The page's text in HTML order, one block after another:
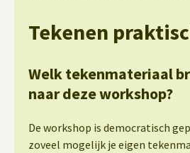
Tekenen
Welk tekenmateriaal
naar deze workshop?
De workshop is democratisch
zoveel mogelijk je eigen